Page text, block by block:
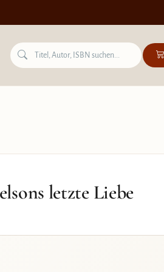
letzte Liebe